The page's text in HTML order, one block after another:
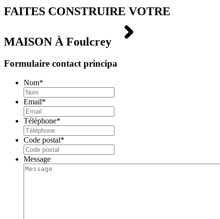
FAITES CONSTRUIRE VOTRE
MAISON À Foulcrey
Formulaire contact principa
Nom*
Email*
Téléphone*
Code postal*
Message